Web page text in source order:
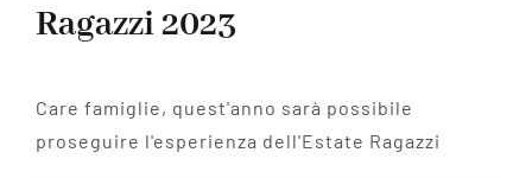
Ragazzi 2023
Care famiglie, quest'anno sarà possibile
proseguire l'esperienza dell'Estate Ragazzi